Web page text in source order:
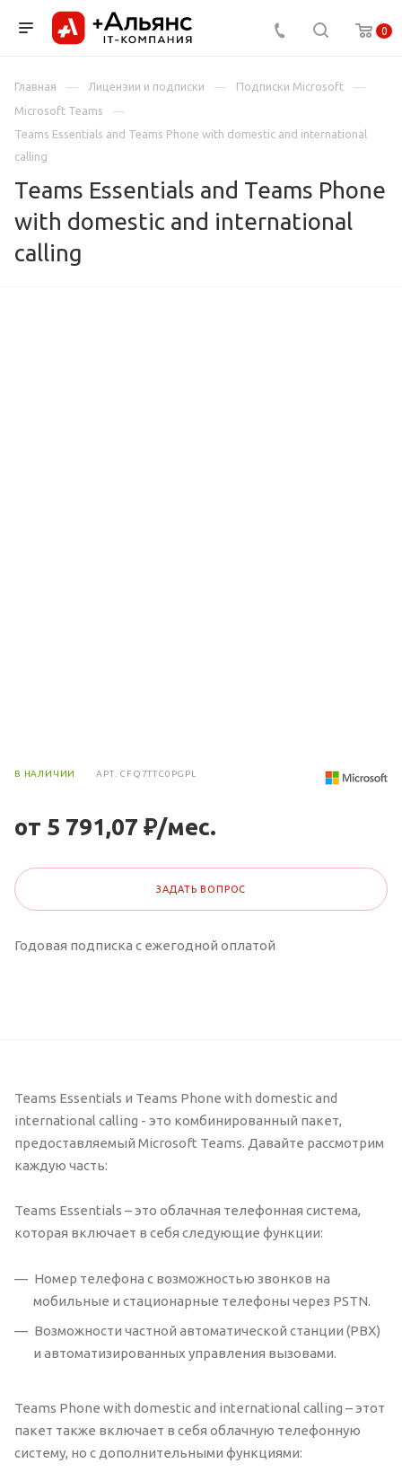
0
Главная Лицензии и подписки
Подписки Microsoft
Microsoft Teams
Teams Essentials and Teams Phone with domestic and international
calling
Teams Essentials and Teams Phone
with domestic and international
calling
В НАЛИЧИИ АРТ. CFQ7TTC0PGPL
от 5 791,07 ₽/мес.
ЗАДАТЬ ВОПРОС
Годовая подписка с ежегодной оплатой
Teams Essentials и Teams Phone with domestic and
international calling - это комбинированный пакет,
предоставляемый Microsoft Teams. Давайте рассмотрим
каждую часть:
Teams Essentials – это облачная телефонная система,
которая включает в себя следующие функции:
Номер телефона с возможностью звонков на
мобильные и стационарные телефоны через PSTN.
Возможности частной автоматической станции (PBX)
и автоматизированных управления вызовами.
Teams Phone with domestic and international calling – этот
пакет также включает в себя облачную телефонную
систему, но с дополнительными функциями: